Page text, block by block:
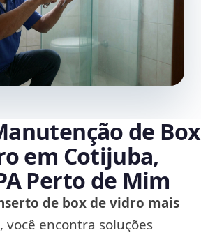
de Box
em Cotijuba,
Perto de Mim
de box de vidro mais
, você encontra soluções